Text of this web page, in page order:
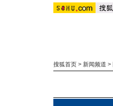
搜狐首页 > 新闻频道 >